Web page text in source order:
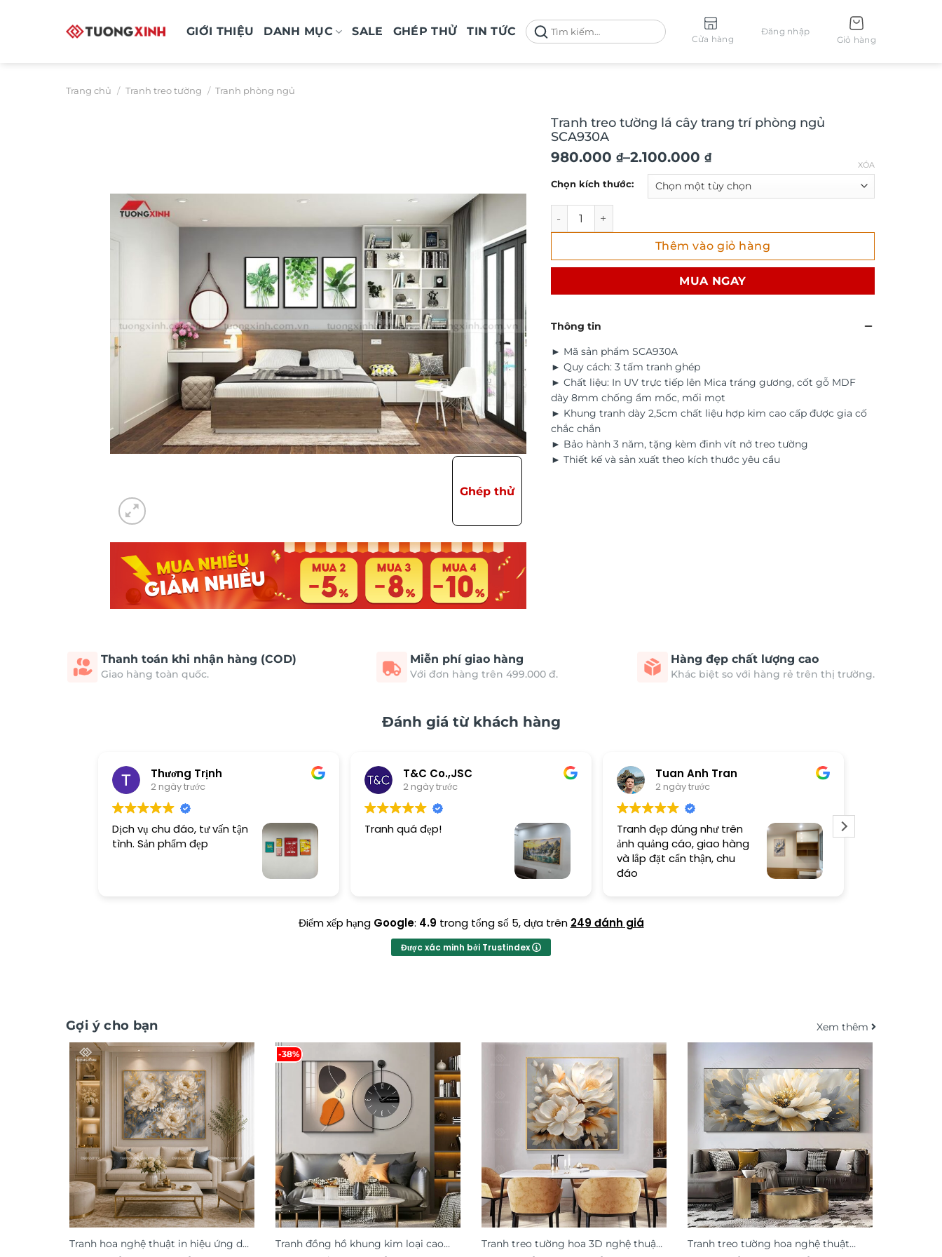
GIỚI THIỆU DANH MỤC SALE GHÉP THỬ TIN TỨC
Tìm
kiếm:
Cửa hàng
Đăng nhập
Giỏ hàng
Trang chủ / Tranh treo tường / Tranh phòng ngủ
Ghép thử
Tranh treo tường lá cây trang trí phòng ngủ
SCA930A
980.000 ₫–2.100.000 ₫
Khoảng
giá:
980.000 ₫
2.100.000 ₫
Chọn kích thước:
XÓA
Tranh treo tường lá cây trang trí phòng ngủ SCA930A số lượng
Thêm vào giỏ hàng
MUA NGAY
Thông tin
► Mã sản phẩm SCA930A
► Quy cách: 3 tấm tranh ghép
► Chất liệu: In UV trực tiếp lên Mica tráng gương, cốt gỗ MDF
dày 8mm chống ẩm mốc, mối mọt
► Khung tranh dày 2,5cm chất liệu hợp kim cao cấp được gia cố
chắc chắn
► Bảo hành 3 năm, tặng kèm đinh vít nở treo tường
► Thiết kế và sản xuất theo kích thước yêu cầu
Thanh toán khi nhận hàng (COD)
Giao hàng toàn quốc.
Miễn phí giao hàng
Với đơn hàng trên 499.000 đ.
Hàng đẹp chất lượng cao
Khác biệt so với hàng rẻ trên thị trường.
Đánh giá từ khách hàng
Thương Trịnh
2 ngày trước
Dịch vụ chu đáo, tư vấn tận
tình. Sản phẩm đẹp
T&C Co.,JSC
2 ngày trước
Tranh quá đẹp!
Tuan Anh Tran
2 ngày trước
Tranh đẹp đúng như trên
ảnh quảng cáo, giao hàng
và lắp đặt cẩn thận, chu
đáo
Điểm xếp hạng Google: 4.9 trong tổng số 5, dựa trên 249 đánh giá
Được xác minh bởi Trustindex
Gợi ý cho bạn Xem thêm
Tranh hoa nghệ thuật in hiệu ứng dát
-38%
Tranh đồng hồ khung kim loại cao
Tranh treo tường hoa 3D nghệ thuật
Tranh treo tường hoa nghệ thuật